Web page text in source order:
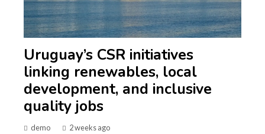
Uruguay’s CSR initiatives
linking renewables, local
development, and inclusive
quality jobs
demo 2 weeks ago